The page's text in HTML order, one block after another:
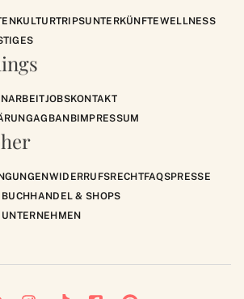
KULTURTRIPSUNTERKÜNFTEWELLNESS
JOBSKONTAKT
AGBANBIMPRESSUM
WIDERRUFSRECHTFAQSPRESSE
& SHOPS